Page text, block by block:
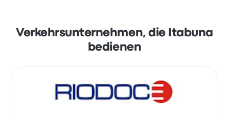
Verkehrsunternehmen, die Itabuna
bedienen